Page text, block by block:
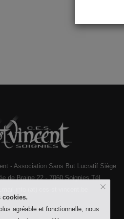
- Association Sans But Lucratif Siège
de Braine 22 - 7060 Soignies Tél.
cookies.
agréable et fonctionnelle, nous